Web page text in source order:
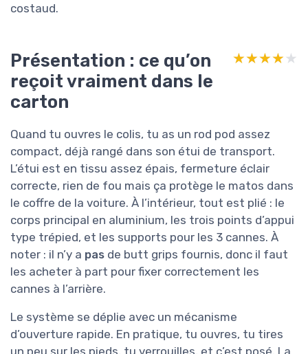
costaud.
Présentation : ce qu’on
reçoit vraiment dans le
carton
★★★★★
★★★★★
Quand tu ouvres le colis, tu as un rod pod assez
compact, déjà rangé dans son étui de transport.
L’étui est en tissu assez épais, fermeture éclair
correcte, rien de fou mais ça protège le matos dans
le coffre de la voiture. À l’intérieur, tout est plié : le
corps principal en aluminium, les trois points d’appui
type trépied, et les supports pour les 3 cannes. À
noter : il n’y a pas de butt grips fournis, donc il faut
les acheter à part pour fixer correctement les
cannes à l’arrière.
Le système se déplie avec un mécanisme
d’ouverture rapide. En pratique, tu ouvres, tu tires
un peu sur les pieds, tu verrouilles, et c’est posé. La